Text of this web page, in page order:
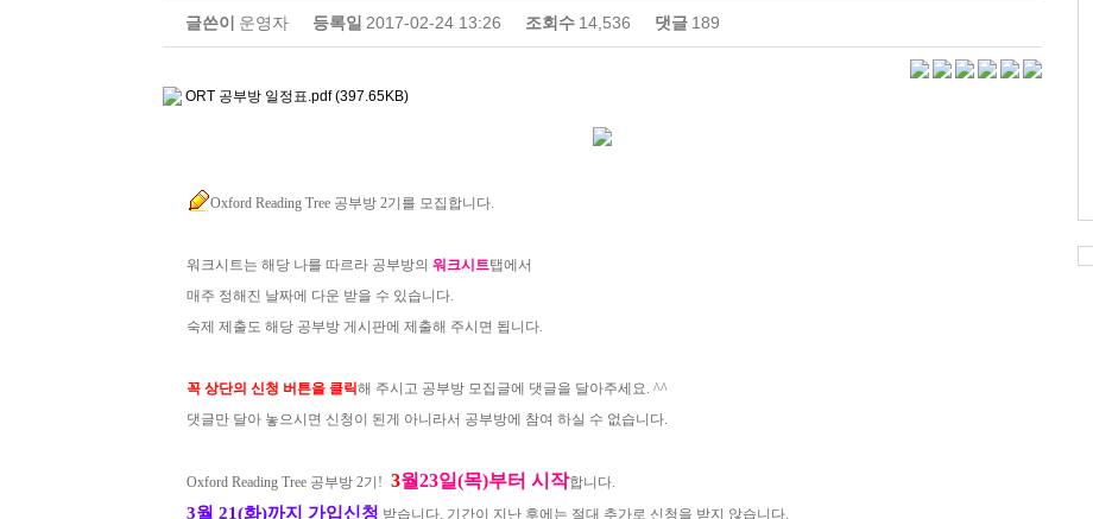
글쓴이 운영자 등록일 2017-02-24 13:26 조회수 14,536 댓글 189
ORT 공부방 일정표.pdf (397.65KB)
Oxford Reading Tree 공부방 2기를 모집합니다.
워크시트는 해당 나를 따르라 공부방의 워크시트탭에서
매주 정해진 날짜에 다운 받을 수 있습니다.
숙제 제출도 해당 공부방 게시판에 제출해 주시면 됩니다.
꼭 상단의 신청 버튼을 클릭해 주시고 공부방 모집글에 댓글을 달아주세요. ^^
댓글만 달아 놓으시면 신청이 된게 아니라서 공부방에 참여 하실 수 없습니다.
Oxford Reading Tree 공부방 2기! 3월23일(목)부터 시작합니다.
3월 21(화)까지 가입신청 받습니다. 기간이 지난 후에는 절대 추가로 신청을 받지 않습니다.